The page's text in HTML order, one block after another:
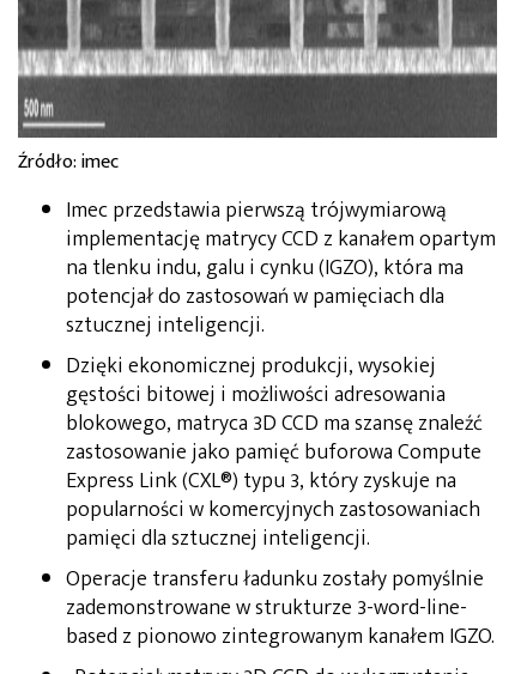
Źródło: imec
Imec przedstawia pierwszą trójwymiarową
implementację matrycy CCD z kanałem opartym
na tlenku indu, galu i cynku (IGZO), która ma
potencjał do zastosowań w pamięciach dla
sztucznej inteligencji.
Dzięki ekonomicznej produkcji, wysokiej
gęstości bitowej i możliwości adresowania
blokowego, matryca 3D CCD ma szansę znaleźć
zastosowanie jako pamięć buforowa Compute
Express Link (CXL®) typu 3, który zyskuje na
popularności w komercyjnych zastosowaniach
pamięci dla sztucznej inteligencji.
Operacje transferu ładunku zostały pomyślnie
zademonstrowane w strukturze 3-word-line-
based z pionowo zintegrowanym kanałem IGZO.